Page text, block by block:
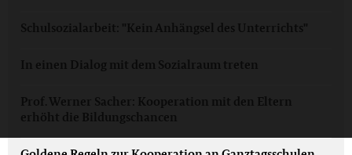
Schulsozialarbeit: "Kein Anhängsel des Unterrichts"
In einen Dialog mit dem Sozialraum treten
Prof. Werner Sacher: Kooperation mit den Eltern
erhöht die Bildungschancen